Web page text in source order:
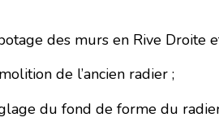
des murs en Rive Droite
de l’ancien radier ;
du fond de forme du